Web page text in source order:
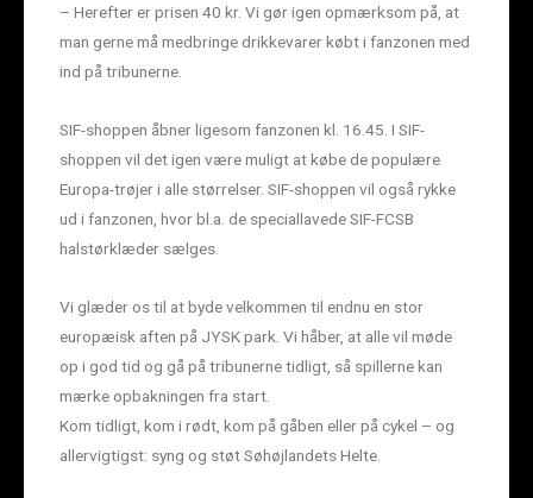
– Herefter er prisen 40 kr. Vi gør igen opmærksom på, at
man gerne må medbringe drikkevarer købt i fanzonen med
ind på tribunerne.
SIF-shoppen åbner ligesom fanzonen kl. 16.45. I SIF-
shoppen vil det igen være muligt at købe de populære
Europa-trøjer i alle størrelser. SIF-shoppen vil også rykke
ud i fanzonen, hvor bl.a. de speciallavede SIF-FCSB
halstørklæder sælges.
Vi glæder os til at byde velkommen til endnu en stor
europæisk aften på JYSK park. Vi håber, at alle vil møde
op i god tid og gå på tribunerne tidligt, så spillerne kan
mærke opbakningen fra start.
Kom tidligt, kom i rødt, kom på gåben eller på cykel – og
allervigtigst: syng og støt Søhøjlandets Helte.